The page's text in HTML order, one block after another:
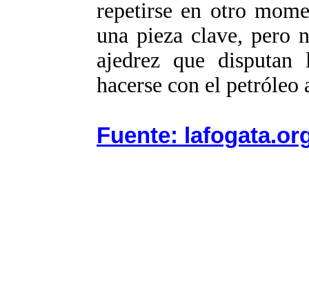
repetirse en otro
una pieza clave, pero
ajedrez que disputan
hacerse con el
Fuente: